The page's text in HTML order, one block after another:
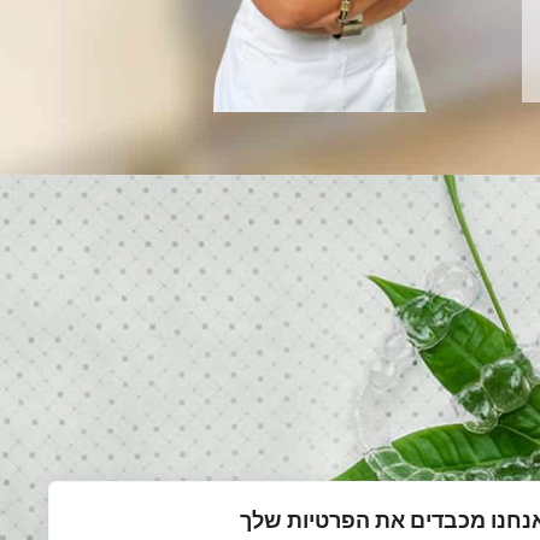
מכבדים את הפרטיות שלך